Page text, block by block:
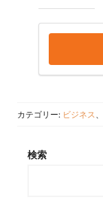
カテゴリー: ビジネス、
検索